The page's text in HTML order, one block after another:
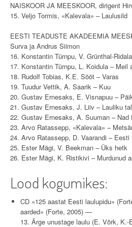
NAISKOOR JA MEESKOOR, dirigent
15. Veljo Tormis, «Kalevala» – Laulusild
EESTI TEADUSTE AKADEEMIA
Surva ja Andrus Siimon
16. Konstantin Türnpu, V. Grünthal-
17. Konstantin Türnpu, L. Koidula – Meil
18. Rudolf Tobias, K.E. Sööt – Varas
19. Tuudur Vettik, A. Saarik – Kuu
20. Gustav Ernesaks, E. Visnapuu –
21. Gustav Ernesaks, J. Liiv – Lauliku
22. Gustav Ernesaks, A. Suuman –
23. Arvo Ratassepp, «Kalevala» –
24. Arvo Ratassepp, D. Vaarandi – Eesti
25. Ester Mägi, V. Beekman – Üks hetk
26. Ester Mägi, K. Ristikivi – Murdunud
Lood kogumikes:
CD «125 aastat Eesti laulupidu»
aarded» (Forte, 2005) —
13. Ärge unustage laulu (E. Võrk,